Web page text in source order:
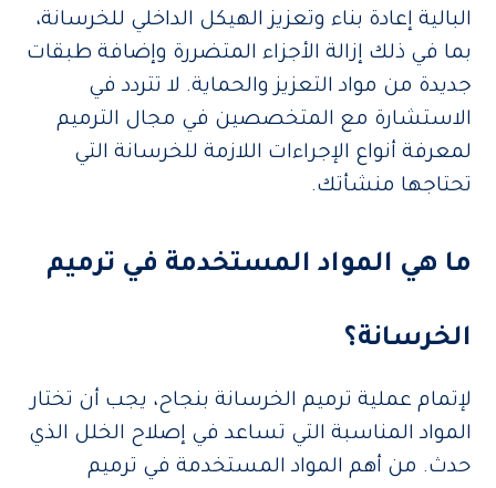
البالية إعادة بناء وتعزيز الهيكل الداخلي للخرسانة،
بما في ذلك إزالة الأجزاء المتضررة وإضافة طبقات
جديدة من مواد التعزيز والحماية. لا تتردد في
الاستشارة مع المتخصصين في مجال الترميم
لمعرفة أنواع الإجراءات اللازمة للخرسانة التي
تحتاجها منشأتك.
ما هي المواد المستخدمة في ترميم
الخرسانة؟
لإتمام عملية ترميم الخرسانة بنجاح، يجب أن تختار
المواد المناسبة التي تساعد في إصلاح الخلل الذي
حدث. من أهم المواد المستخدمة في ترميم